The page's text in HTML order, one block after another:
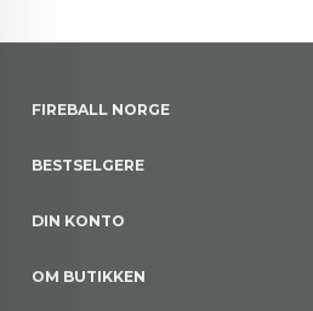
FIREBALL NORGE
BESTSELGERE
DIN KONTO
OM BUTIKKEN